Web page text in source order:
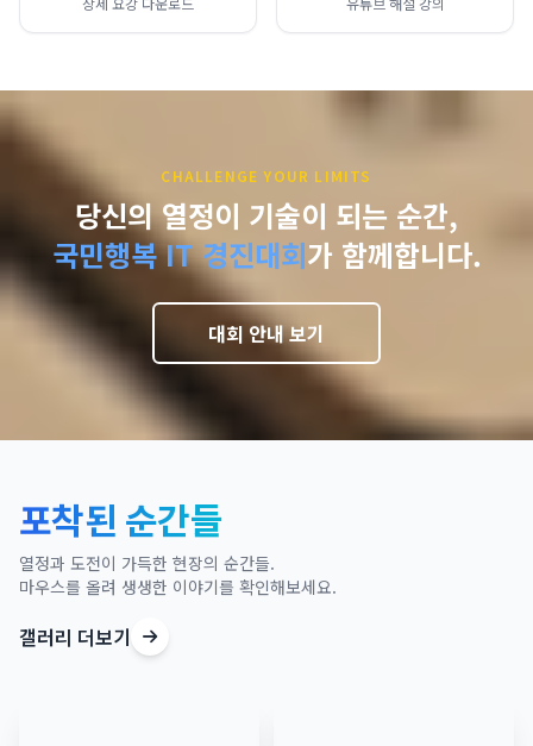
CHALLENGE YOUR LIMITS
당신의 열정이 기술이 되는 순간,
국민행복 IT 경진대회가 함께합니다.
대회 안내 보기
포착된 순간들
열정과 도전이 가득한 현장의 순간들.
마우스를 올려 생생한 이야기를 확인해보세요.
갤러리 더보기